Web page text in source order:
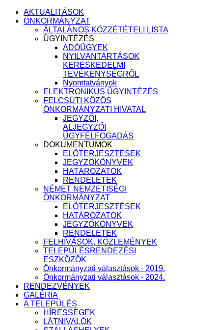
AKTUALITÁSOK
ÖNKORMÁNYZAT
ÁLTALÁNOS KÖZZÉTÉTELI LISTA
ÜGYINTÉZÉS
ADÓÜGYEK
NYILVÁNTARTÁSOK
KERESKEDELMI
TEVÉKENYSÉGRŐL
Nyomtatványok
ELEKTRONIKUS ÜGYINTÉZÉS
FELCSÚTI KÖZÖS
ÖNKORMÁNYZATI HIVATAL
JEGYZŐI,
ALJEGYZŐI
ÜGYFÉLFOGADÁS
DOKUMENTUMOK
ELŐTERJESZTÉSEK
JEGYZŐKÖNYVEK
HATÁROZATOK
RENDELETEK
NÉMET NEMZETISÉGI
ÖNKORMÁNYZAT
ELŐTERJESZTÉSEK
HATÁROZATOK
JEGYZŐKÖNYVEK
RENDELETEK
FELHÍVÁSOK, KÖZLEMÉNYEK
TELEPÜLÉSRENDEZÉSI
ESZKÖZÖK
Önkormányzati választások - 2019.
Önkormányzati választások - 2024.
RENDEZVÉNYEK
GALÉRIA
A TELEPÜLÉS
HÍRESSÉGEK
LÁTNIVALÓK